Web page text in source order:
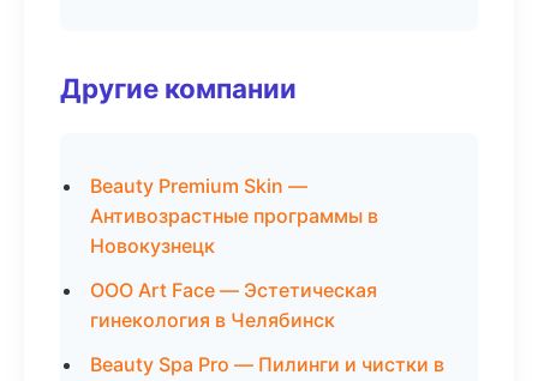
Другие компании
Beauty Premium Skin —
Антивозрастные программы в
Новокузнецк
ООО Art Face — Эстетическая
гинекология в Челябинск
Beauty Spa Pro — Пилинги и чистки в